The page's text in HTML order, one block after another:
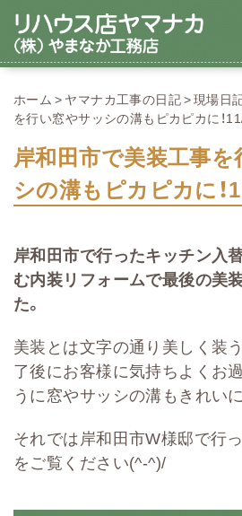
ホーム ヤマナカ工事の日記 現場日
を行い窓やサッシの溝もピカピカに！
岸和田市で美装工事
シの溝もピカピカに！
岸和田市で行ったキッチン入
む内装リフォームで最後の美
た。
美装とは文字の通り美しく装
了後にお客様に気持ちよくお
うに窓やサッシの溝もきれい
それでは岸和田市W様邸で行
をご覧ください(^-^)/